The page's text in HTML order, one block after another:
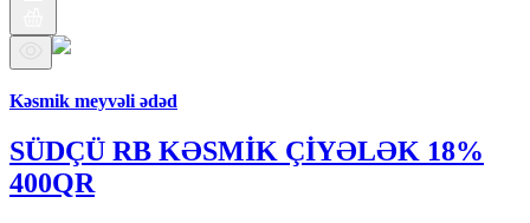
Kəsmik meyvəli ədəd
SÜDÇÜ RB KƏSMİK ÇİYƏLƏK 18%
400QR